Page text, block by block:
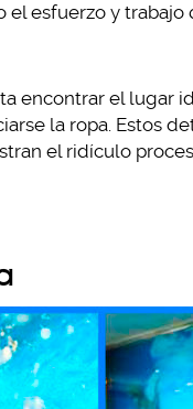
el esfuerzo y trabajo
encontrar el lugar
la ropa. Estos
el ridículo